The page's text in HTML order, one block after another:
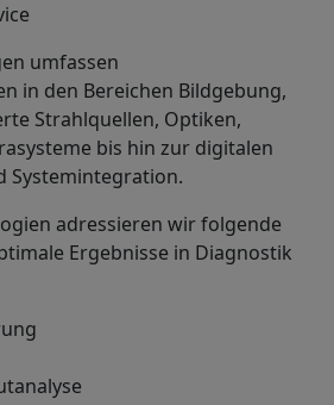
umfassen
in den Bereichen Bildgebung,
Strahlquellen, Optiken,
bis hin zur digitalen
Systemintegration.
adressieren wir folgende
Ergebnisse in Diagnostik